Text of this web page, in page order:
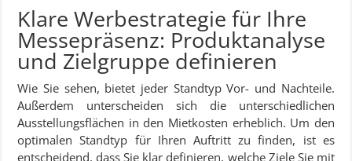
Klare Werbestrategie für Ihre
Messepräsenz: Produktanalyse
und Zielgruppe definieren
Wie Sie sehen, bietet jeder Standtyp Vor- und Nachteile.
Außerdem unterscheiden sich die unterschiedlichen
Ausstellungsflächen in den Mietkosten erheblich. Um den
optimalen Standtyp für Ihren Auftritt zu finden, ist es
entscheidend, dass Sie klar definieren, welche Ziele Sie mit